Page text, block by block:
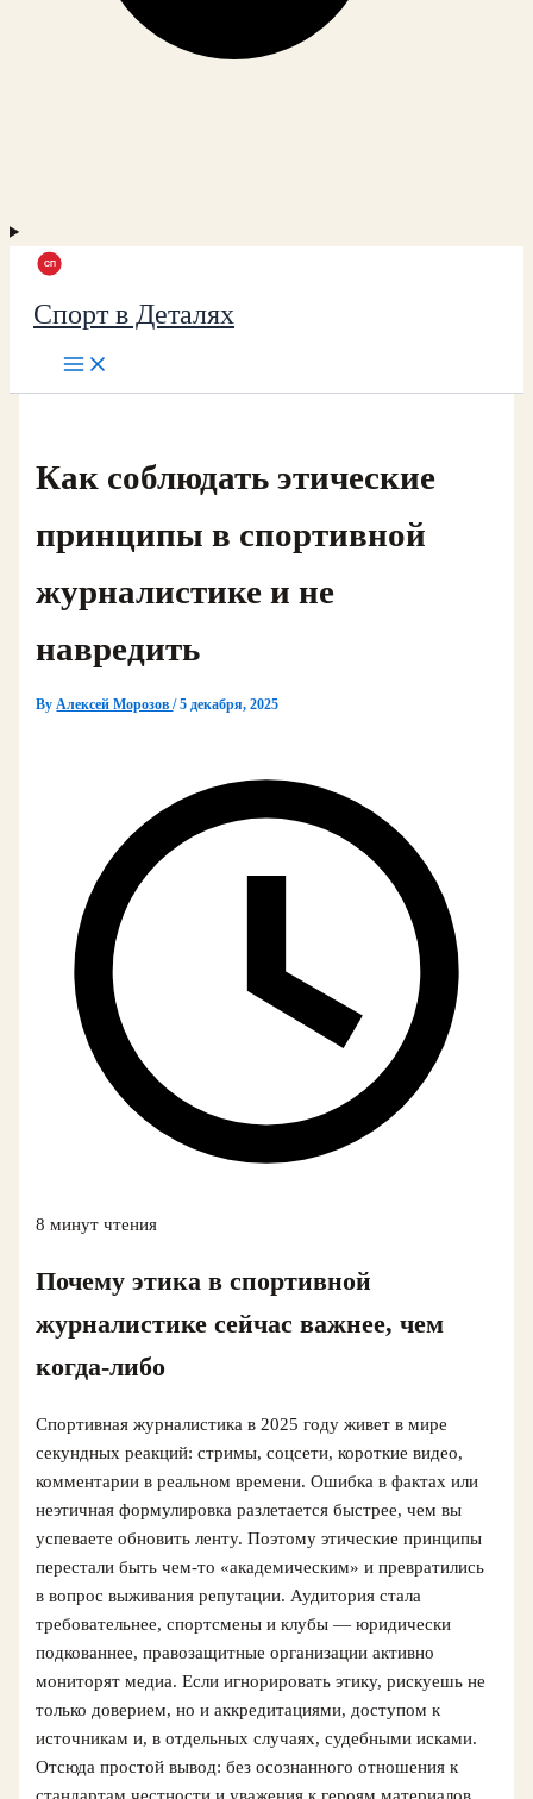
Спорт в Деталях
Как соблюдать этические
принципы в спортивной
журналистике и не
навредить
ByАлексей Морозов/5 декабря, 2025
8 минут чтения
Почему этика в спортивной
журналистике сейчас важнее, чем
когда‑либо
Спортивная журналистика в 2025 году живет в мире
секундных реакций: стримы, соцсети, короткие видео,
комментарии в реальном времени. Ошибка в фактах или
неэтичная формулировка разлетается быстрее, чем вы
успеваете обновить ленту. Поэтому этические принципы
перестали быть чем‑то «академическим» и превратились
в вопрос выживания репутации. Аудитория стала
требовательнее, спортсмены и клубы — юридически
подкованнее, правозащитные организации активно
мониторят медиа. Если игнорировать этику, рискуешь не
только доверием, но и аккредитациями, доступом к
источникам и, в отдельных случаях, судебными исками.
Отсюда простой вывод: без осознанного отношения к